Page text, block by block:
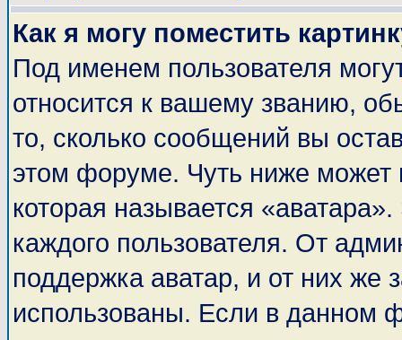
Как я могу поместить
Под именем пользователя
относится к вашему званию,
то, сколько сообщений вы
этом форуме. Чуть ниже может
которая называется
каждого пользователя. От
поддержка аватар, и от них же
использованы. Если в данном